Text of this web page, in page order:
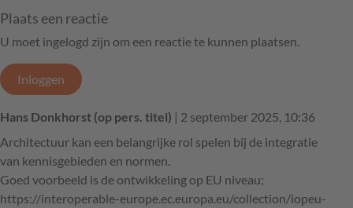
Plaats een reactie
U moet ingelogd zijn om een reactie te kunnen plaatsen.
Inloggen
Hans Donkhorst (op pers. titel) | 2 september 2025, 10:36
Architectuur kan een belangrijke rol spelen bij de integratie
van kennisgebieden en normen.
Goed voorbeeld is de ontwikkeling op EU niveau;
https://interoperable-europe.ec.europa.eu/collection/iopeu-